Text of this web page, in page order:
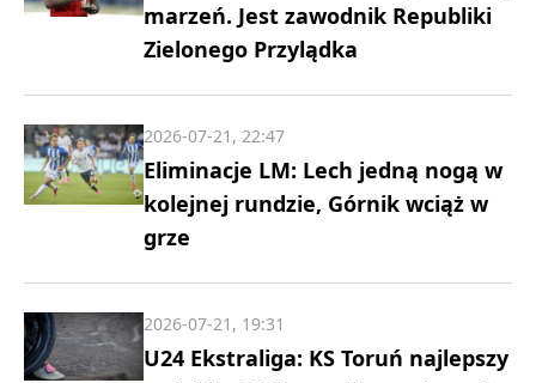
marzeń. Jest zawodnik Republiki
Zielonego Przylądka
Eliminacje LM: Lech jedną nogą w
kolejnej rundzie, Górnik wciąż w
grze
2026-07-21, 22:47
U24 Ekstraliga: KS Toruń najlepszy
2026-07-21, 19:31